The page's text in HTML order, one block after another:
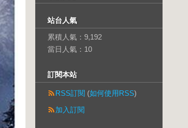
站台人氣
累積人氣： 9,192
當日人氣： 10
訂閱本站
RSS訂閱 (如何使用RSS)
加入訂閱